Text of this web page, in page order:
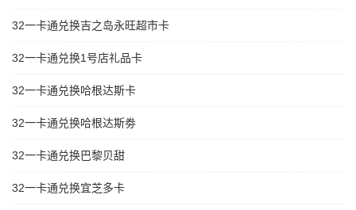
32一卡通兑换吉之岛永旺超市卡
32一卡通兑换1号店礼品卡
32一卡通兑换哈根达斯卡
32一卡通兑换哈根达斯劵
32一卡通兑换巴黎贝甜
32一卡通兑换宜芝多卡